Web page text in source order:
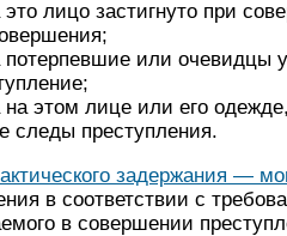
это лицо застигнуто при
потерпевшие или очевидцы
на этом лице или его
следы преступления.
задержания —
в соответствии с
в совершении